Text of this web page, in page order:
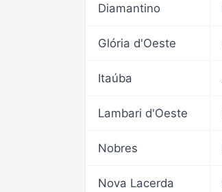
Diamantino
Glória d'Oeste
Itaúba
Lambari d'Oeste
Nobres
Nova Lacerda